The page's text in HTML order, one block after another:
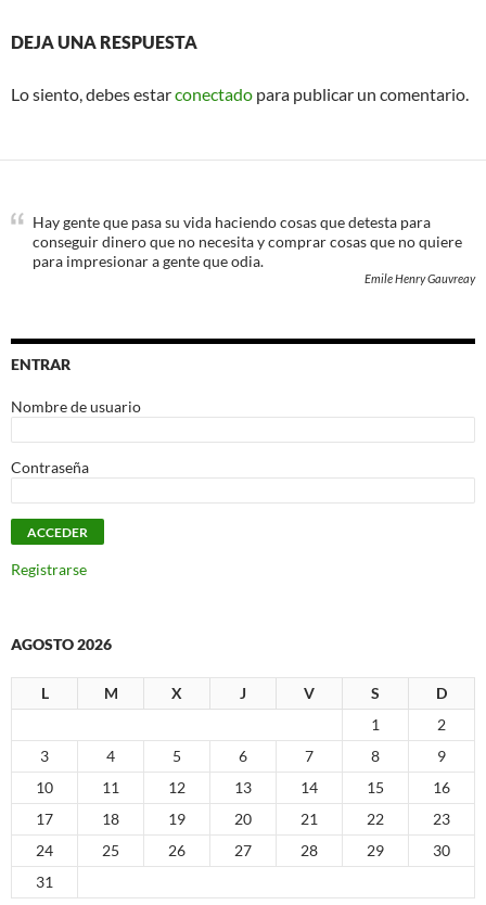
DEJA UNA RESPUESTA
Lo siento, debes estarconectado para publicar un comentario.
Hay gente que pasa su vida haciendo cosas que detesta para
conseguir dinero que no necesita y comprar cosas que no quiere
para impresionar a gente que odia.
Emile Henry Gauvreay
ENTRAR
Nombre de usuario
Contraseña
Registrarse
AGOSTO 2026
L M X J V S
D
1
2
3
4 5 6 7 8
9
10
11 12 13 14 15
16
17
18 19 20 21 22
23
24
25 26 27 28 29
30
31